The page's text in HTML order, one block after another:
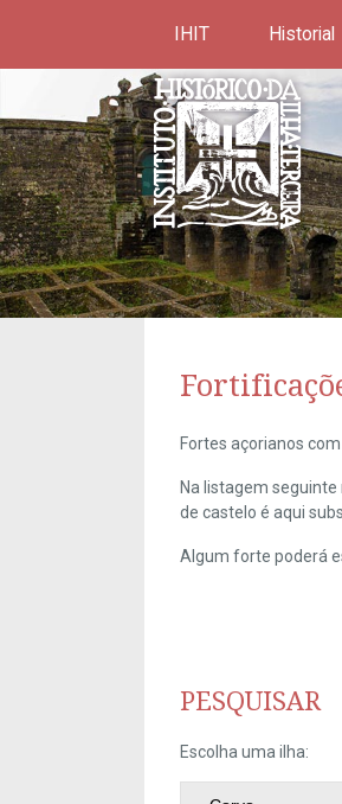
IHIT Historial
Fortes açorianos
Na listagem
de castelo é aqui
Algum forte poderá
PESQUISAR
Escolha uma ilha: